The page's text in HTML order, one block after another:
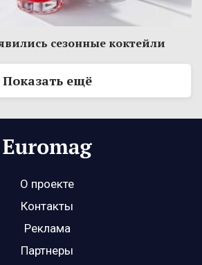
сезонные коктейли
Показать ещё
О проекте
Контакты
Реклама
Партнеры